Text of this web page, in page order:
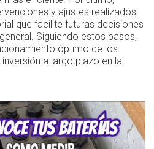
y ajustes realizados
que facilite futuras decisiones
Siguiendo estos pasos,
óptimo de los
a largo plazo en la